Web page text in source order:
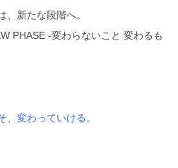
、新たな段階へ。
PHASE -変わらないこと 変わるも
変わっていける。